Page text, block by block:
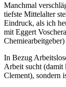
Manchmal
tiefste Mittelalter
Eindruck, als ich
mit Eggert
Chemiearbeitgeber)
In Bezug
Arbeit sucht (damit
Clement), sondern